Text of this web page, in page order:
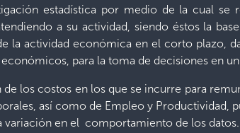
estadística por medio de la cual
a su actividad, siendo éstos la
la actividad económica en el corto plazo,
económicos, para la toma de decisiones en
de los costos en los que se incurre para
así como de Empleo y Productividad,
variación en el comportamiento de los datos.